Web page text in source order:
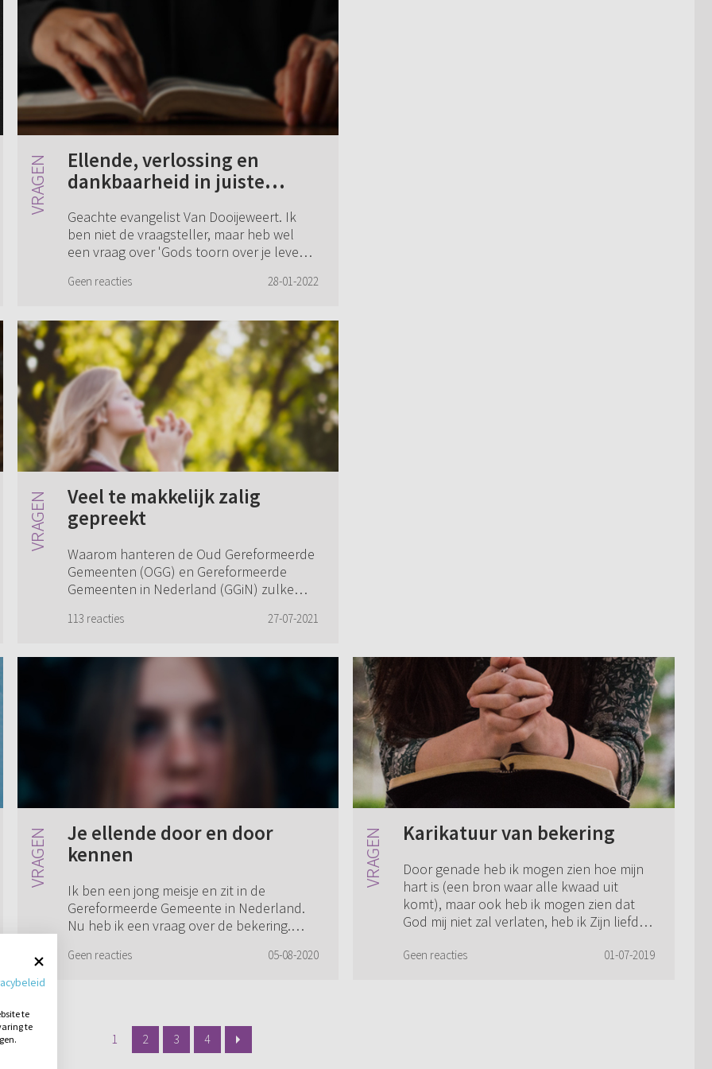
Ellende, verlossing en
dankbaarheid in juiste
Geachte evangelist Van Dooijeweert. Ik
ben niet de vraagsteller, maar heb wel
een vraag over 'Gods toorn over je leven
in wat u schrijft, maar ik mis één aspect...
Geen reacties 28-01-2022
Veel te makkelijk zalig
gepreekt
Waarom hanteren de Oud Gereformeerde
Gemeenten (OGG) en Gereformeerde
Gemeenten in Nederland (GGiN) zulke
kan je eigenlijk nooit zalig worden. Je
113 reacties 27-07-2021
Je ellende door en door
kennen
Ik ben een jong meisje en zit in de
Gereformeerde Gemeente in Nederland.
Nu heb ik een vraag over de bekering.
inhoud. Iets waar het leven om draait. Iets
Geen reacties 05-08-2020
Karikatuur van bekering
Door genade heb ik mogen zien hoe mijn
hart is (een bron waar alle kwaad uit
komt), maar ook heb ik mogen zien dat
God mij niet zal verlaten, heb ik Zijn liefde
mog...
Geen reacties 01-07-2019
1 2 3 4
te
te